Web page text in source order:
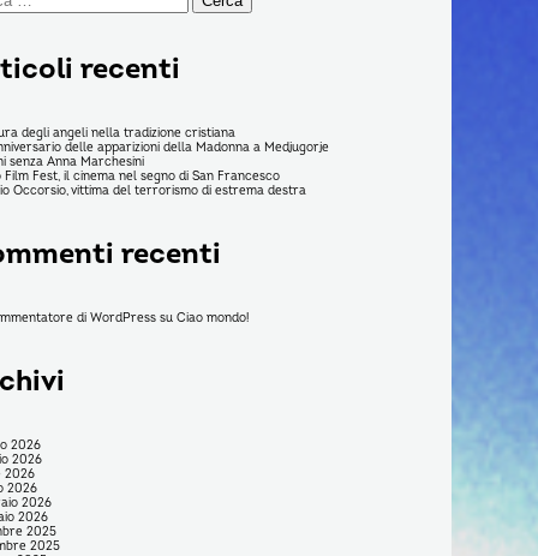
recenti
degli angeli nella tradizione cristiana
delle apparizioni della Madonna a Medjugorje
senza Anna Marchesini
Film Fest, il cinema nel segno di San Francesco
Occorsio, vittima del terrorismo di estrema destra
recenti
di WordPresssu Ciao mondo!
2026
2026
2026
2026
2026
2026
2025
2025